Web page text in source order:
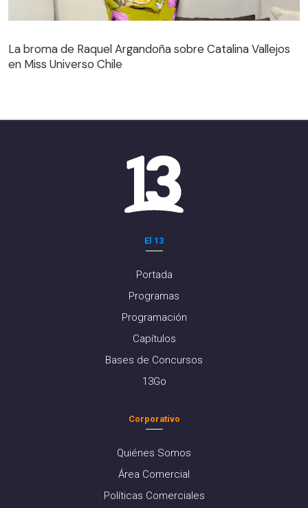
La broma de Raquel Argandoña sobre Catalina Vallejos
en Miss Universo Chile
El 13
Portada
Programas
Programación
Capítulos
Bases de Concursos
13Go
Corporativo
Quiénes Somos
Área Comercial
Políticas Comerciales